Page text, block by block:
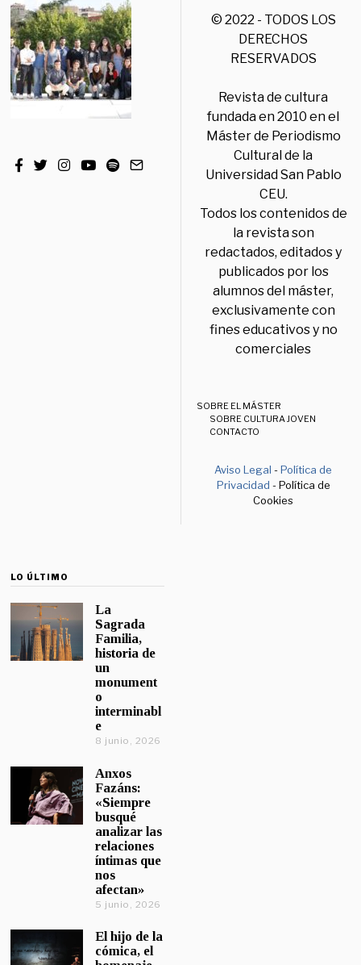
© 2022 - TODOS LOS
DERECHOS
RESERVADOS
Revista de cultura
fundada en 2010 en el
Máster de Periodismo
Cultural de la
Universidad San Pablo
CEU.
Todos los contenidos de
la revista son
redactados, editados y
publicados por los
alumnos del máster,
exclusivamente con
fines educativos y no
comerciales
SOBRE EL MÁSTER
SOBRE CULTURA JOVEN
CONTACTO
Aviso Legal -Política de
Privacidad - Política de
Cookies
LO ÚLTIMO
La
Sagrada
Familia,
historia de
un
monument
o
interminabl
e
8 junio, 2026
Anxos
Fazáns:
«Siempre
busqué
analizar las
relaciones
íntimas que
nos
afectan»
5 junio, 2026
El hijo de la
cómica, el